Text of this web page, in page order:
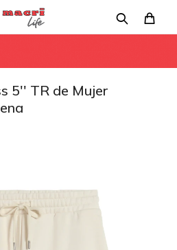
5'' TR de Mujer